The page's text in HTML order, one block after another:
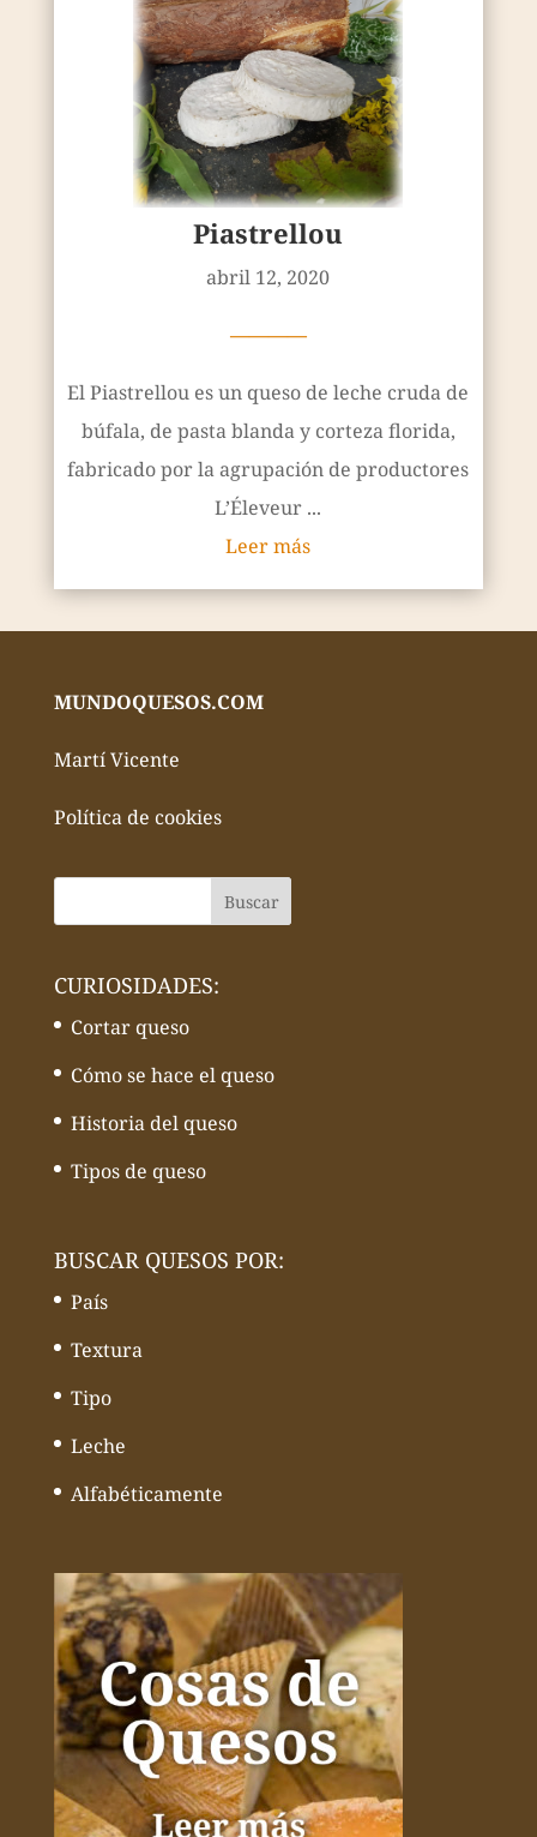
Piastrellou
abril 12, 2020
————
El Piastrellou es un queso de leche cruda de
búfala, de pasta blanda y corteza florida,
fabricado por la agrupación de productores
L’Éleveur ...
Leer más
MUNDOQUESOS.COM
Martí Vicente
Política de cookies
CURIOSIDADES:
Cortar queso
Cómo se hace el queso
Historia del queso
Tipos de queso
BUSCAR QUESOS POR:
País
Textura
Tipo
Leche
Alfabéticamente